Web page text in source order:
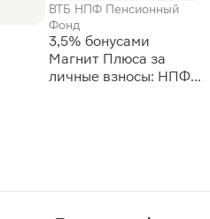
ВТБ НПФ Пенсионный
Фонд
3,5% бонусами
Магнит Плюса за
личные взносы: НПФ